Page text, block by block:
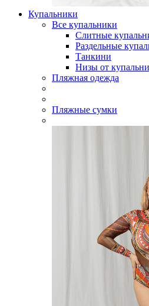
Купальники
Все купальники
Слитные
Раздельные
Танкини
Низы от
Пляжная одежда
Пляжные сумки